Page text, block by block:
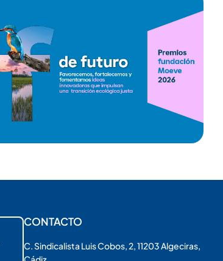
CONTACTO
C. Sindicalista Luis Cobos, 2, 11203 Algeciras,